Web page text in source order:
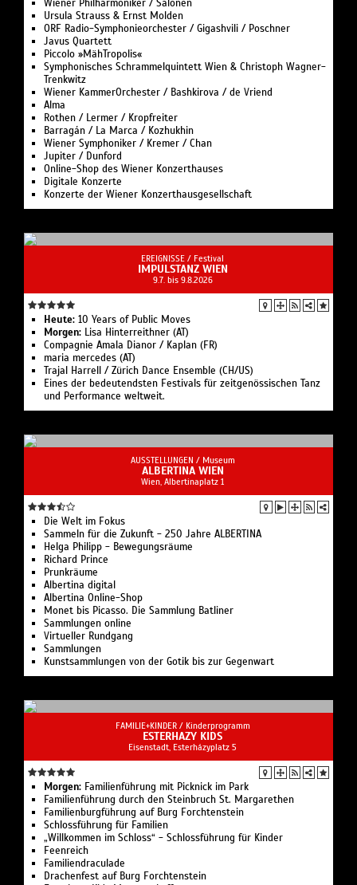
Wiener Philharmoniker / Salonen
Ursula Strauss & Ernst Molden
ORF Radio-Symphonieorchester / Gigashvili / Poschner
Javus Quartett
Piccolo »MähTropolis«
Symphonisches Schrammelquintett Wien & Christoph Wagner-
Trenkwitz
Wiener KammerOrchester / Bashkirova / de Vriend
Alma
Rothen / Lermer / Kropfreiter
Barragán / La Marca / Kozhukhin
Wiener Symphoniker / Kremer / Chan
Jupiter / Dunford
Online-Shop des Wiener Konzerthauses
Digitale Konzerte
Konzerte der Wiener Konzerthausgesellschaft
EREIGNISSE / Festival
IMPULSTANZ WIEN
9.7. bis 9.8.2026
Heute: 10 Years of Public Moves
Morgen: Lisa Hinterreithner (AT)
Compagnie Amala Dianor / Kaplan (FR)
maria mercedes (AT)
Trajal Harrell / Zürich Dance Ensemble (CH/US)
Eines der bedeutendsten Festivals für zeitgenössischen Tanz
und Performance weltweit.
AUSSTELLUNGEN / Museum
ALBERTINA WIEN
Wien, Albertinaplatz 1
Die Welt im Fokus
Sammeln für die Zukunft - 250 Jahre ALBERTINA
Helga Philipp - Bewegungsräume
Richard Prince
Prunkräume
Albertina digital
Albertina Online-Shop
Monet bis Picasso. Die Sammlung Batliner
Sammlungen online
Virtueller Rundgang
Sammlungen
Kunstsammlungen von der Gotik bis zur Gegenwart
FAMILIE+KINDER / Kinderprogramm
ESTERHAZY KIDS
Eisenstadt, Esterházyplatz 5
Morgen: Familienführung mit Picknick im Park
Familienführung durch den Steinbruch St. Margarethen
Familienburgführung auf Burg Forchtenstein
Schlossführung für Familien
„Willkommen im Schloss“ - Schlossführung für Kinder
Feenreich
Familiendraculade
Drachenfest auf Burg Forchtenstein